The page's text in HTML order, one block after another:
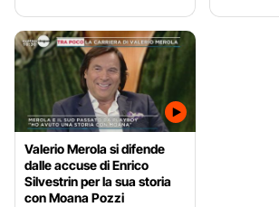
Valerio Merola si difende
dalle accuse di Enrico
Silvestrin per la sua storia
con Moana Pozzi